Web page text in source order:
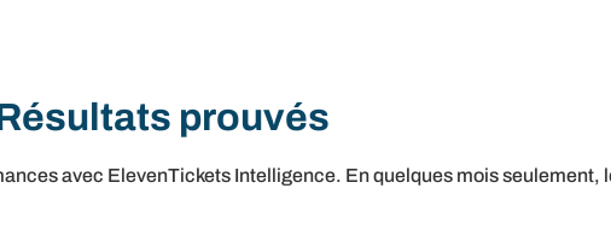
prouvés
avec ElevenTickets Intelligence. En quelques mois seulement,